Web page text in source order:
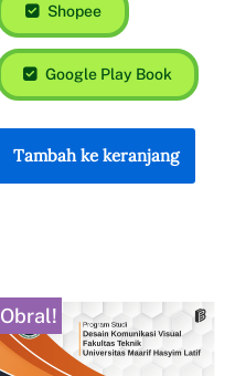
Shopee
Google Play Book
Tambah ke keranjang
Obral!